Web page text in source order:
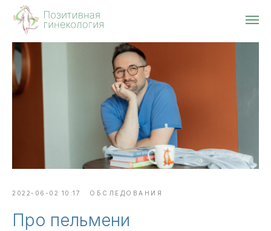
2022-06-02 10:17 ОБСЛЕДОВАНИЯ
Про пельмени